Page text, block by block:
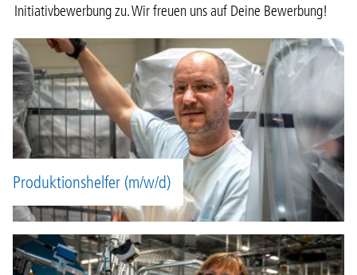
Initiativbewerbung zu. Wir freuen uns auf Deine Bewerbung!
Produktionshelfer (m/w/d)